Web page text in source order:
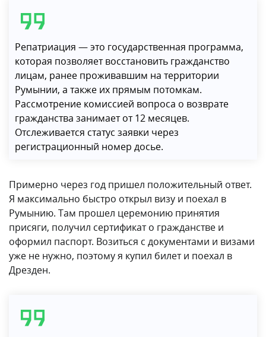
Репатриация — это государственная программа,
которая позволяет восстановить гражданство
лицам, ранее проживавшим на территории
Румынии, а также их прямым потомкам.
Рассмотрение комиссией вопроса о возврате
гражданства занимает от 12 месяцев.
Отслеживается статус заявки через
регистрационный номер досье.
Примерно через год пришел положительный ответ.
Я максимально быстро открыл визу и поехал в
Румынию. Там прошел церемонию принятия
присяги, получил сертификат о гражданстве и
оформил паспорт. Возиться с документами и визами
уже не нужно, поэтому я купил билет и поехал в
Дрезден.